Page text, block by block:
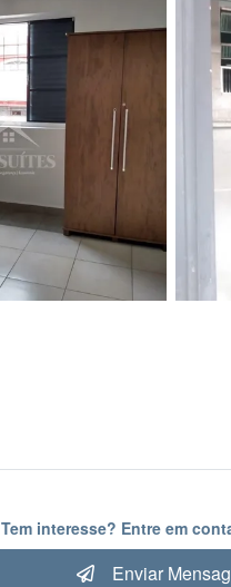
Tem interesse? Entre em
Enviar